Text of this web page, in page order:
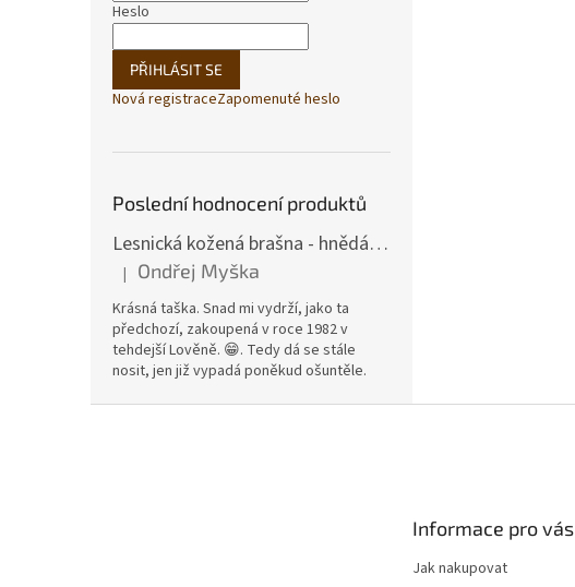
Heslo
PŘIHLÁSIT SE
Nová registraceZapomenuté heslo
Poslední hodnocení produktů
Lesnická kožená brašna - hnědá hovězina
Hodnocení produktu je 5 z 5 hvězdiček.
| Ondřej Myška
Krásná taška. Snad mi vydrží, jako ta
předchozí, zakoupená v roce 1982 v
tehdejší Lověně. 😁. Tedy dá se stále
nosit, jen již vypadá poněkud ošuntěle.
Informace pro vás
Jak nakupovat